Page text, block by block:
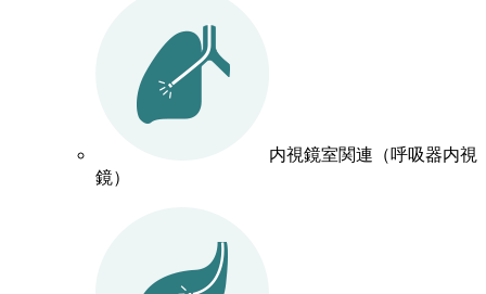
内視鏡室関連（呼吸器内視
鏡）